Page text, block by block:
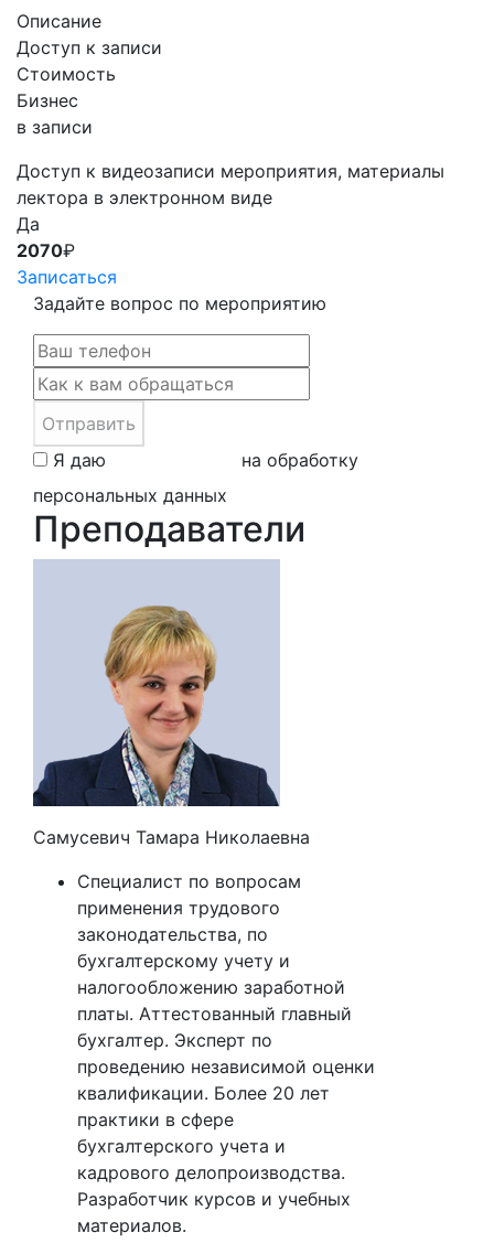
Описание
Доступ к записи
Стоимость
Бизнес
в записи
Доступ к видеозаписи мероприятия, материалы
лектора в электронном виде
Да
2070₽
Записаться
Задайте вопрос по мероприятию
Отправить
Я даю
на обработку
персональных данных
Преподаватели
Самусевич Тамара Николаевна
Специалист по вопросам
применения трудового
законодательства, по
бухгалтерскому учету и
налогообложению заработной
платы. Аттестованный главный
бухгалтер. Эксперт по
проведению независимой оценки
квалификации. Более 20 лет
практики в сфере
бухгалтерского учета и
кадрового делопроизводства.
Разработчик курсов и учебных
материалов.